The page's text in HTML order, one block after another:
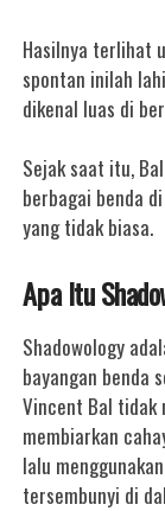
Hasilnya terlihat
spontan inilah
dikenal luas di
Sejak saat itu,
berbagai benda
yang tidak biasa.
Apa Itu
Shadowology
bayangan benda
Vincent Bal tidak
membiarkan
lalu
tersembunyi di